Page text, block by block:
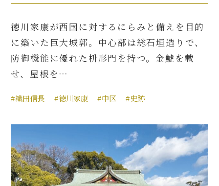
徳川家康が西国に対するにらみと備えを目的
に築いた巨大城郭。中心部は総石垣造りで、
防御機能に優れた枡形門を持つ。金鯱を載
せ、屋根を…
#織田信長 #徳川家康 #中区 #史跡